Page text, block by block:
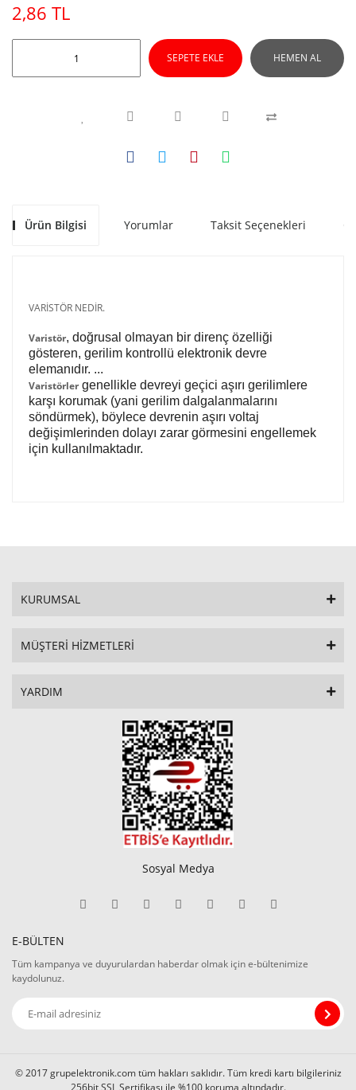
2,86 TL
SEPETE EKLE HEMEN AL
Ürün Bilgisi Yorumlar Taksit Seçenekleri
VARİSTÖR NEDİR.
Varistör, doğrusal olmayan bir direnç özelliği
gösteren, gerilim kontrollü elektronik devre
elemanıdır. ...
Varistörlergenellikle devreyi geçici aşırı gerilimlere
karşı korumak (yani gerilim dalgalanmalarını
söndürmek), böylece devrenin aşırı voltaj
değişimlerinden dolayı zarar görmesini engellemek
için kullanılmaktadır.
KURUMSAL
MÜŞTERİ HİZMETLERİ
YARDIM
Sosyal Medya
E-BÜLTEN
Tüm kampanya ve duyurulardan haberdar olmak için e-bültenimize
kaydolunuz.
© 2017 grupelektronik.com tüm hakları saklıdır. Tüm kredi kartı bilgileriniz
256bit SSL Sertifikası ile %100 koruma altındadır.